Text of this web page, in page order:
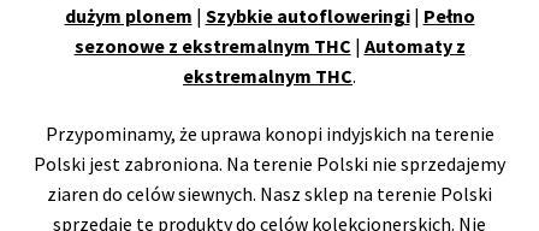
dużym plonem | Szybkie autofloweringi| Pełno
sezonowe z ekstremalnym THC | Automaty z
ekstremalnym THC.
Przypominamy, że uprawa konopi indyjskich na terenie
Polski jest zabroniona. Na terenie Polski nie sprzedajemy
ziaren do celów siewnych. Nasz sklep na terenie Polski
sprzedaje te produkty do celów kolekcjonerskich. Nie